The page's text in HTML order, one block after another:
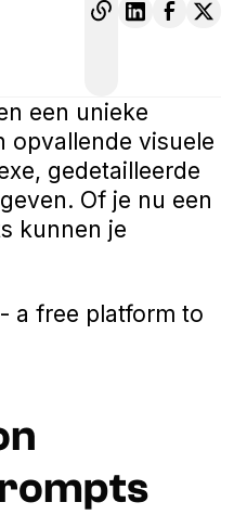
een unieke
opvallende visuele
gedetailleerde
Of je nu een
kunnen je
- a free platform to